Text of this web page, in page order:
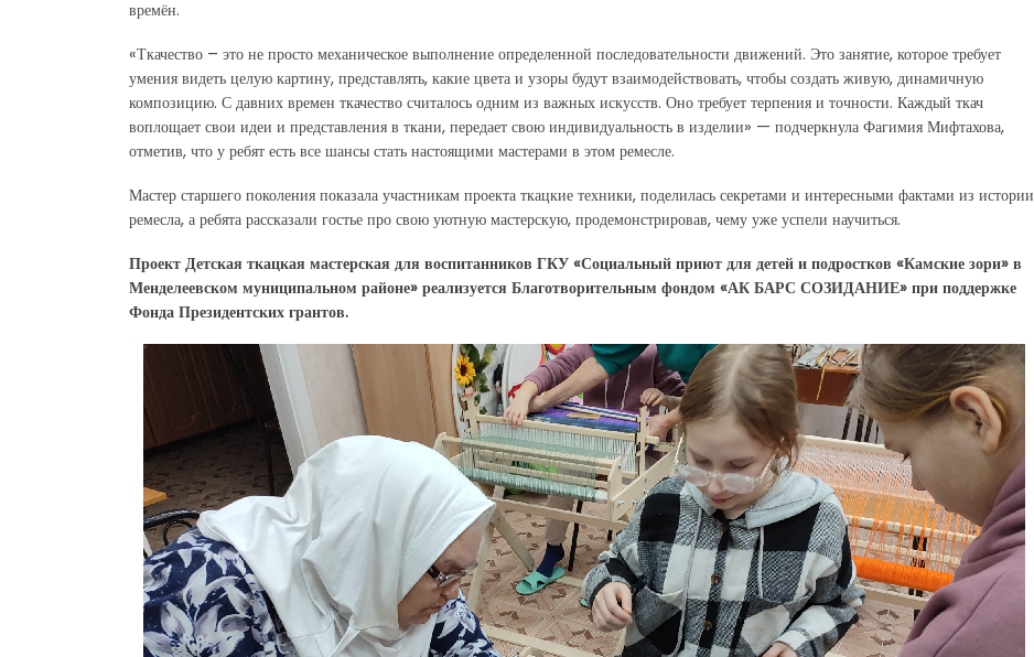
времён.
«Ткачество – это не просто механическое выполнение определенной последовательности движений. Это занятие, которое требует
умения видеть целую картину, представлять, какие цвета и узоры будут взаимодействовать, чтобы создать живую, динамичную
композицию. С давних времен ткачество считалось одним из важных искусств. Оно требует терпения и точности. Каждый ткач
воплощает свои идеи и представления в ткани, передает свою индивидуальность в изделии» — подчеркнула Фагимия Мифтахова,
отметив, что у ребят есть все шансы стать настоящими мастерами в этом ремесле.
Мастер старшего поколения показала участникам проекта ткацкие техники, поделилась секретами и интересными фактами из истории
ремесла, а ребята рассказали гостье про свою уютную мастерскую, продемонстрировав, чему уже успели научиться.
Проект Детская ткацкая мастерская для воспитанников ГКУ «Социальный приют для детей и подростков «Камские зори» в
Менделеевском муниципальном районе» реализуется Благотворительным фондом «АК БАРС СОЗИДАНИЕ» при поддержке
Фонда Президентских грантов.